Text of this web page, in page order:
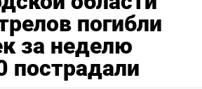
погибли
за неделю
пострадали